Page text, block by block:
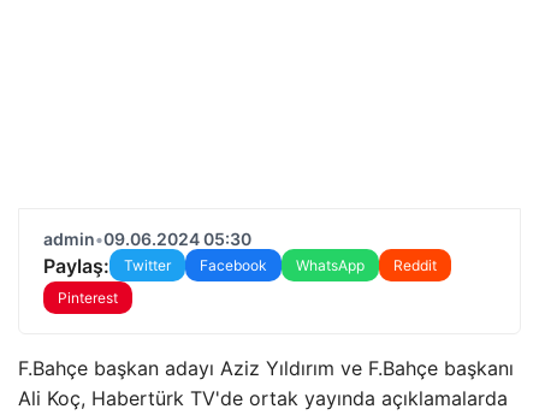
admin•09.06.2024 05:30
Paylaş: Twitter Facebook WhatsApp
Reddit
Pinterest
F.Bahçe başkan adayı Aziz Yıldırım ve F.Bahçe başkanı
Ali Koç, Habertürk TV'de ortak yayında açıklamalarda